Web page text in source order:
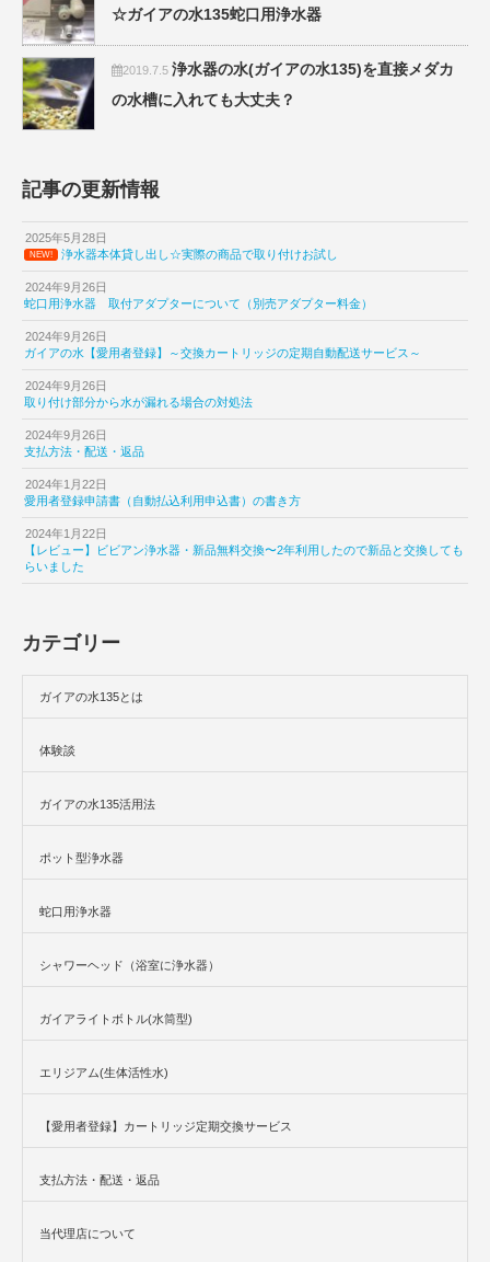
☆ガイアの水135蛇口用浄水器
2019.7.5 浄水器の水(ガイアの水135)を直接メダカ
の水槽に入れても大丈夫？
記事の更新情報
2025年5月28日
NEW! 浄水器本体貸し出し☆実際の商品で取り付けお試し
2024年9月26日
蛇口用浄水器 取付アダプターについて（別売アダプター料金）
2024年9月26日
ガイアの水【愛用者登録】～交換カートリッジの定期自動配送サービス～
2024年9月26日
取り付け部分から水が漏れる場合の対処法
2024年9月26日
支払方法・配送・返品
2024年1月22日
愛用者登録申請書（自動払込利用申込書）の書き方
2024年1月22日
【レビュー】ビビアン浄水器・新品無料交換〜2年利用したので新品と交換しても
らいました
カテゴリー
ガイアの水135とは
体験談
ガイアの水135活用法
ポット型浄水器
蛇口用浄水器
シャワーヘッド（浴室に浄水器）
ガイアライトボトル(水筒型)
エリジアム(生体活性水)
【愛用者登録】カートリッジ定期交換サービス
支払方法・配送・返品
当代理店について